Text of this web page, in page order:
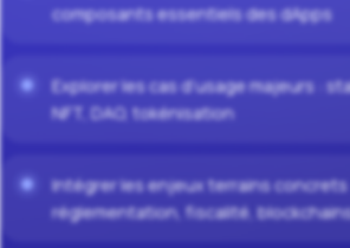
composants essentiels des dApps
Explorer les cas d’usage majeurs :
NFT, DAO, tokénisation
Intégrer les enjeux terrains concrets :
réglementation, fiscalité,